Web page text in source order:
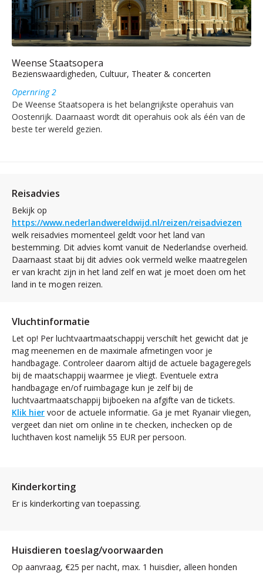
Weense Staatsopera
Bezienswaardigheden, Cultuur, Theater & concerten
Opernring 2
De Weense Staatsopera is het belangrijkste operahuis van
Oostenrijk. Daarnaast wordt dit operahuis ook als één van de
beste ter wereld gezien.
Reisadvies
Bekijk op
https://www.nederlandwereldwijd.nl/reizen/reisadviezen
welk reisadvies momenteel geldt voor het land van
bestemming. Dit advies komt vanuit de Nederlandse overheid.
Daarnaast staat bij dit advies ook vermeld welke maatregelen
er van kracht zijn in het land zelf en wat je moet doen om het
land in te mogen reizen.
Vluchtinformatie
Let op! Per luchtvaartmaatschappij verschilt het gewicht dat je
mag meenemen en de maximale afmetingen voor je
handbagage. Controleer daarom altijd de actuele bagageregels
bij de maatschappij waarmee je vliegt. Eventuele extra
handbagage en/of ruimbagage kun je zelf bij de
luchtvaartmaatschappij bijboeken na afgifte van de tickets.
Klik hier voor de actuele informatie. Ga je met Ryanair vliegen,
vergeet dan niet om online in te checken, inchecken op de
luchthaven kost namelijk 55 EUR per persoon.
Kinderkorting
Er is kinderkorting van toepassing.
Huisdieren toeslag/voorwaarden
Op aanvraag, €25 per nacht, max. 1 huisdier, alleen honden